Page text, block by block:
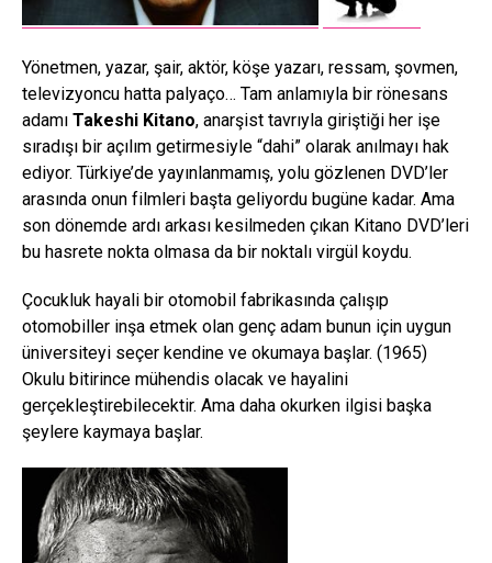
Yönetmen, yazar, şair, aktör, köşe yazarı, ressam, şovmen,
televizyoncu hatta palyaço… Tam anlamıyla bir rönesans
adamı Takeshi Kitano, anarşist tavrıyla giriştiği her işe
sıradışı bir açılım getirmesiyle “dahi” olarak anılmayı hak
ediyor. Türkiye’de yayınlanmamış, yolu gözlenen DVD’ler
arasında onun filmleri başta geliyordu bugüne kadar. Ama
son dönemde ardı arkası kesilmeden çıkan Kitano DVD’leri
bu hasrete nokta olmasa da bir noktalı virgül koydu.
Çocukluk hayali bir otomobil fabrikasında çalışıp
otomobiller inşa etmek olan genç adam bunun için uygun
üniversiteyi seçer kendine ve okumaya başlar. (1965)
Okulu bitirince mühendis olacak ve hayalini
gerçekleştirebilecektir. Ama daha okurken ilgisi başka
şeylere kaymaya başlar.